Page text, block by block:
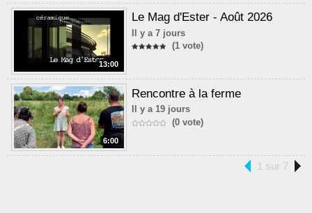
13:00
Le Mag d'Ester - Août 2026
Il y a 7 jours
(1 vote)
6:00
Rencontre à la ferme
Il y a 19 jours
(0 vote)
1 sur 7